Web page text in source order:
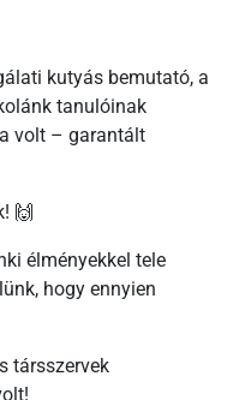
kutyás bemutató, a
tanulóinak
volt – garantált
🙌
élményekkel tele
hogy ennyien
társszervek